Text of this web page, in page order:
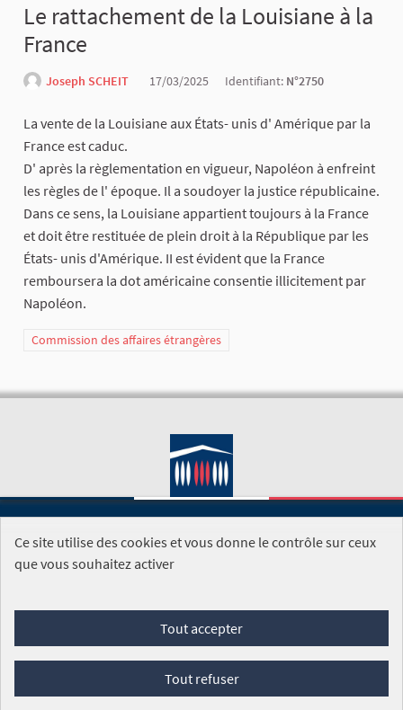
Le rattachement de la Louisiane à la
France
Joseph SCHEIT 17/03/2025 Identifiant: N°2750
La vente de la Louisiane aux États- unis d' Amérique par la
France est caduc.
D' après la règlementation en vigueur, Napoléon à enfreint
les règles de l' époque. Il a soudoyer la justice républicaine.
Dans ce sens, la Louisiane appartient toujours à la France
et doit être restituée de plein droit à la République par les
États- unis d'Amérique. II est évident que la France
remboursera la dot américaine consentie illicitement par
Napoléon.
Commission des affaires étrangères
SITE DE L'ASSEMBLÉE NATIONALE
Foire aux questions
Conditions générales d'utilisation (CGU)
Mentions légales
Cookies
Ce site utilise des cookies et vous donne le contrôle sur ceux
que vous souhaitez activer
Tout accepter
Tout refuser